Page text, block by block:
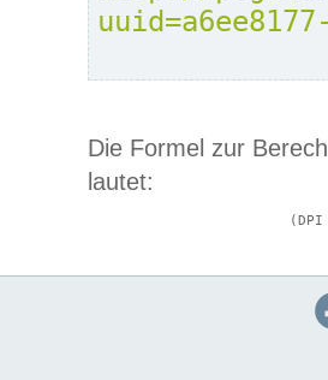
Die Formel zur
lautet: